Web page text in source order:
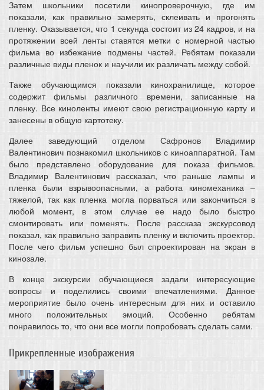
Затем школьники посетили кинопроверочную, где им
показали, как правильно замерять, склеивать и прогонять
пленку. Оказывается, что 1 секунда состоит из 24 кадров, и на
протяжении всей ленты ставятся метки с номерной частью
фильма во избежание подмены частей. Ребятам показали
различные виды пленок и научили их различать между собой.
Также обучающимся показали кинохранилище, которое
содержит фильмы различного времени, записанные на
пленку. Все киноленты имеют свою регистрационную карту и
занесены в общую картотеку.
Далее заведующий отделом Сафронов Владимир
Валентинович познакомил школьников с киноаппаратной. Там
было представлено оборудование для показа фильмов.
Владимир Валентинович рассказал, что раньше лампы и
пленка были взрывоопасными, а работа киномеханика –
тяжелой, так как пленка могла порваться или закончиться в
любой момент, в этом случае ее надо было быстро
смонтировать или поменять. После рассказа экскурсовод
показал, как правильно заправить пленку и включить проектор.
После чего фильм успешно был спроектирован на экран в
кинозале.
В конце экскурсии обучающиеся задали интересующие
вопросы и поделились своими впечатлениями. Данное
мероприятие было очень интересным для них и оставило
много положительных эмоций. Особенно ребятам
понравилось то, что они все могли попробовать сделать сами.
Прикрепленные изображения